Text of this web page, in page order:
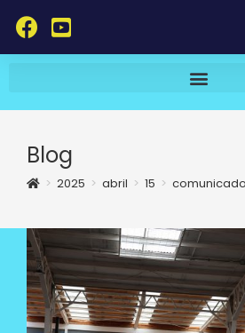
Blog
> 2025 > abril > 15 >